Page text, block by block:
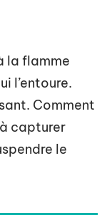
la flamme
l’entoure.
Comment
capturer
le